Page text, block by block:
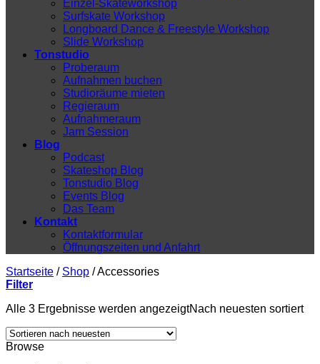
Einzel-Skateworkshop
Surfskate Workshop
Longboard Dance & Freestyle Workshop
Slide Workshop
Tonstudio
Proberaum
Aufnahmen buchen
Studioräume mieten
Regieraum
Aufnahmeraum
Jam Session
Blog
Podcast
Skateshop Blog
Tonstudio Blog
Events Blog
Das Team
Kontakt
Kontaktformular
Öffnungszeiten und Anfahrt
Startseite / Shop /Accessories
Filter
Alle 3 Ergebnisse werden angezeigtNach neuesten sortiert
Browse